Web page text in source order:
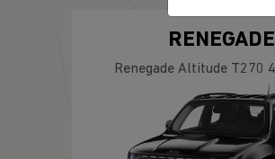
RENEGADE
Renegade Altitude T270